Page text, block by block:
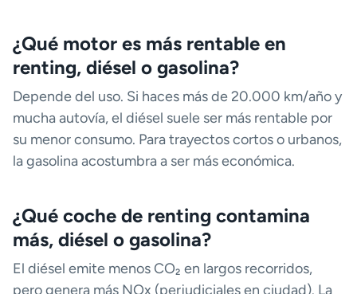
¿Qué motor es más rentable en
renting, diésel o gasolina?
Depende del uso. Si haces más de 20.000 km/año y
mucha autovía, el diésel suele ser más rentable por
su menor consumo. Para trayectos cortos o urbanos,
la gasolina acostumbra a ser más económica.
¿Qué coche de renting contamina
más, diésel o gasolina?
El diésel emite menos CO₂ en largos recorridos,
pero genera más NOx (perjudiciales en ciudad). La